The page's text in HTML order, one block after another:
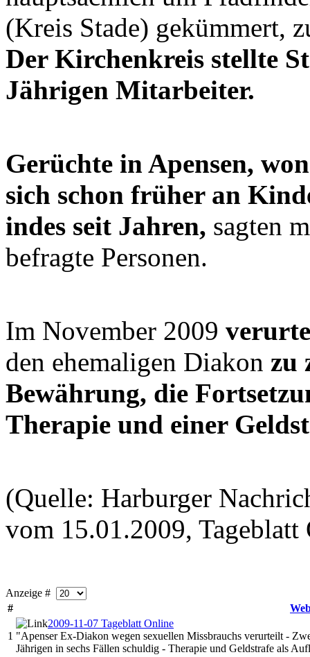
(Kreis Stade) gekümmert,
Der Kirchenkreis stellte
Jährigen Mitarbeiter.
Gerüchte in Apensen,
sich schon früher an
indes seit Jahren, sagten
befragte Personen.
Im November 2009
den ehemaligen Diakon zu
Bewährung, die
Therapie und einer
(Quelle: Harburger
vom 15.01.2009,
Anzeige #
#
1
2009-11-07 Tageblatt Online
"Apenser Ex-Diakon wegen sexuellen Missbrauchs verurteilt -
Jährigen in sechs Fällen schuldig - Therapie und Geldstrafe als